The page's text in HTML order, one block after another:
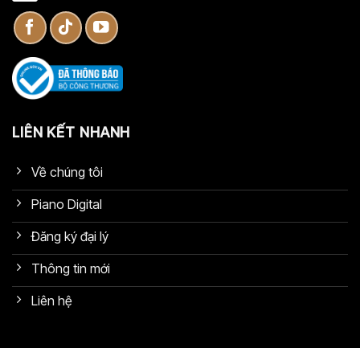
LIÊN KẾT NHANH
Về chúng tôi
Piano Digital
Đăng ký đại lý
Thông tin mới
Liên hệ